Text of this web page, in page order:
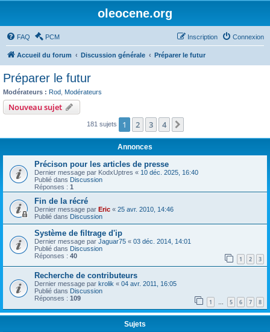
oleocene.org
FAQ PCM Connexion
Inscription
Accueil du forum Discussion générale Préparer le futur
Préparer le futur
Modérateurs : Rod Modérateurs
Nouveau sujet
181 sujets 1 2 3 4
Annonces
Précison pour les articles de presse
Dernier message par KodxUptres « 10 déc. 2025, 16:40
Publié dans Discussion
Réponses : 1
Fin de la récré
Dernier message par Eric « 25 avr. 2010, 14:46
Publié dans Discussion
Système de filtrage d'ip
Dernier message par Jaguar75 « 03 déc. 2014, 14:01
Publié dans Discussion
Réponses : 40 1 2 3
Recherche de contributeurs
Dernier message par krolik « 04 avr. 2011, 16:05
Publié dans Discussion
Réponses : 109 1 … 5 6 7 8
Sujets